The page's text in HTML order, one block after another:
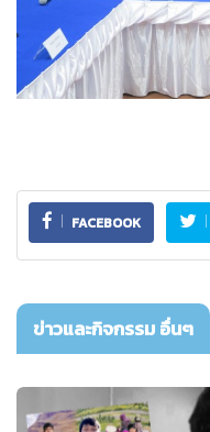
FACEBOOK
ข่าวและกิจกรรม อื่นๆ